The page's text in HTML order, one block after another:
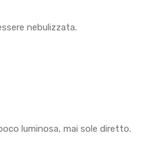
nebulizzata.
luminosa, mai sole diretto.